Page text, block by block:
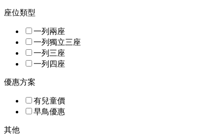
座位類型
一列兩座
一列獨立三座
一列三座
一列四座
優惠方案
有兒童價
早鳥優惠
其他